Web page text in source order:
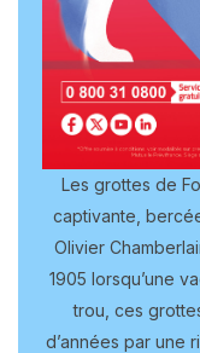
Les grottes de
captivante,
Olivier
1905 lorsqu’une
trou, ces
d’années par une